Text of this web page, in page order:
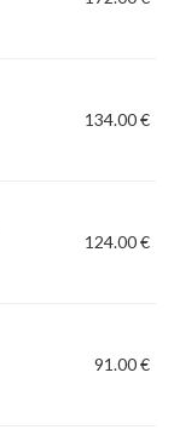
134.00 €
124.00 €
91.00 €